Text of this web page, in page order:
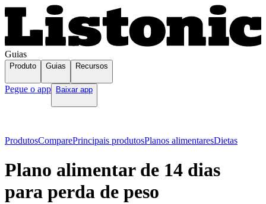
Guias
Produto Guias Recursos
Pegue o app Baixar app
ProdutosComparePrincipais produtosPlanos alimentaresDietas
Plano alimentar de 14 dias
para perda de peso